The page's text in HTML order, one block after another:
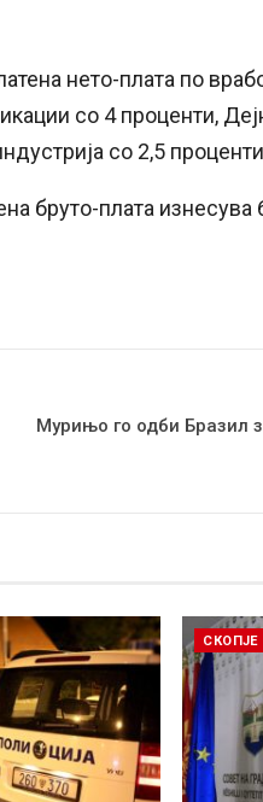
нето-плата по
со 4 проценти,
со 2,5
бруто-плата изнесува
Мурињо го одби Бразил
СКОПЈЕ